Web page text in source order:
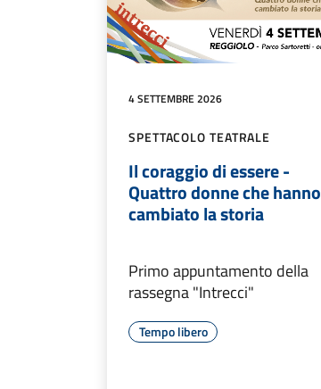
4 SETTEMBRE 2026
SPETTACOLO TEATRALE
Il coraggio di essere -
Quattro donne che hanno
cambiato la storia
Primo appuntamento della
rassegna "Intrecci"
Tempo libero